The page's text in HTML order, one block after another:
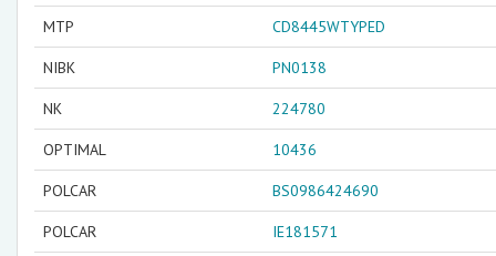
MTP CD8445WTYPED
NIBK PN0138
NK 224780
OPTIMAL 10436
POLCAR BS0986424690
POLCAR IE181571